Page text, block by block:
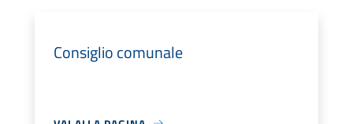
Consiglio comunale